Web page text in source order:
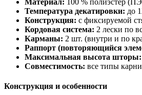
Температура декатировки: до
Конструкция: с фиксируемой
Кордовая система: 2 лески по
Карманы: 2 шт. (внутри и по
Раппорт (повторяющийся
Максимальная высота шторы:
Совместимость: все типы
Конструкция и особенности